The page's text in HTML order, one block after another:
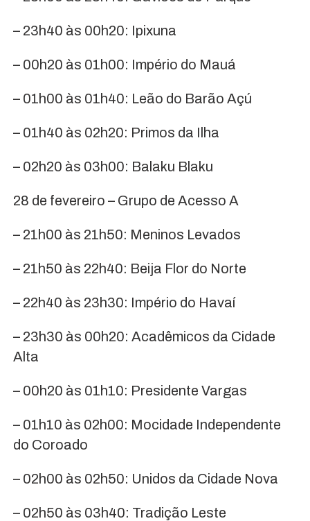
– 23h40 às 00h20: Ipixuna
– 00h20 às 01h00: Império do Mauá
– 01h00 às 01h40: Leão do Barão Açú
– 01h40 às 02h20: Primos da Ilha
– 02h20 às 03h00: Balaku Blaku
28 de fevereiro – Grupo de Acesso A
– 21h00 às 21h50: Meninos Levados
– 21h50 às 22h40: Beija Flor do Norte
– 22h40 às 23h30: Império do Havaí
– 23h30 às 00h20: Acadêmicos da Cidade
Alta
– 00h20 às 01h10: Presidente Vargas
– 01h10 às 02h00: Mocidade Independente
do Coroado
– 02h00 às 02h50: Unidos da Cidade Nova
– 02h50 às 03h40: Tradição Leste